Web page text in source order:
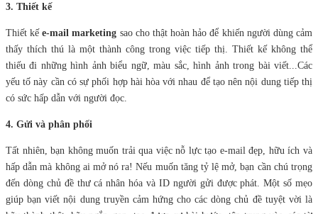
3. Thiết kế
Thiết kếe-mail marketing sao cho thật hoàn hảo để khiến người dùng cảm
thấy thích thú là một thành công trong việc tiếp thị. Thiết kế không thể
thiếu đi những hình ảnh biểu ngữ, màu sắc, hình ảnh trong bài viết...Các
yếu tố này cần có sự phối hợp hài hòa với nhau để tạo nên nội dung tiếp thị
có sức hấp dẫn với người đọc.
4. Gửi và phân phối
Tất nhiên, bạn không muốn trải qua việc nỗ lực tạo e-mail đẹp, hữu ích và
hấp dẫn mà không ai mở nó ra! Nếu muốn tăng tỷ lệ mở, bạn cần chú trọng
đến dòng chủ đề thư cá nhân hóa và ID người gửi được phát. Một số mẹo
giúp bạn viết nội dung truyền cảm hứng cho các dòng chủ đề tuyệt vời là